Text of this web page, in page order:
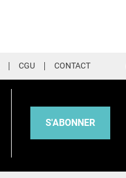
CGU CONTACT
S'ABONNER